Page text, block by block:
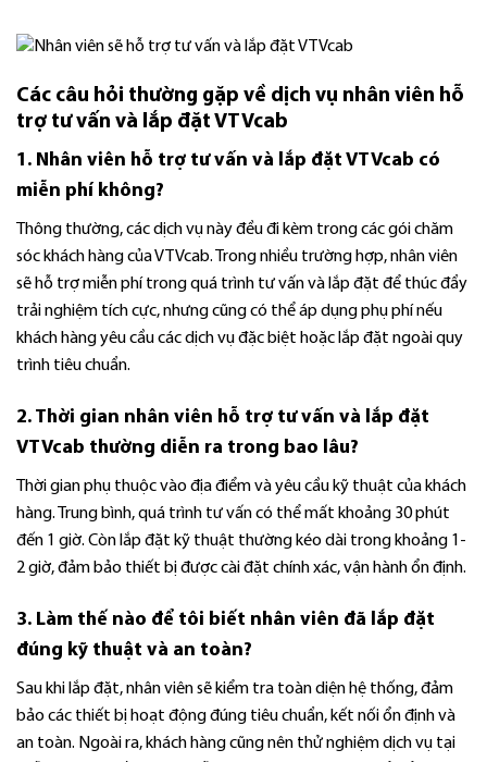
Các câu hỏi thường gặp về dịch vụ nhân viên hỗ
trợ tư vấn và lắp đặt VTVcab
1. Nhân viên hỗ trợ tư vấn và lắp đặt VTVcab có
miễn phí không?
Thông thường, các dịch vụ này đều đi kèm trong các gói chăm
sóc khách hàng của VTVcab. Trong nhiều trường hợp, nhân viên
sẽ hỗ trợ miễn phí trong quá trình tư vấn và lắp đặt để thúc đẩy
trải nghiệm tích cực, nhưng cũng có thể áp dụng phụ phí nếu
khách hàng yêu cầu các dịch vụ đặc biệt hoặc lắp đặt ngoài quy
trình tiêu chuẩn.
2. Thời gian nhân viên hỗ trợ tư vấn và lắp đặt
VTVcab thường diễn ra trong bao lâu?
Thời gian phụ thuộc vào địa điểm và yêu cầu kỹ thuật của khách
hàng. Trung bình, quá trình tư vấn có thể mất khoảng 30 phút
đến 1 giờ. Còn lắp đặt kỹ thuật thường kéo dài trong khoảng 1-
2 giờ, đảm bảo thiết bị được cài đặt chính xác, vận hành ổn định.
3. Làm thế nào để tôi biết nhân viên đã lắp đặt
đúng kỹ thuật và an toàn?
Sau khi lắp đặt, nhân viên sẽ kiểm tra toàn diện hệ thống, đảm
bảo các thiết bị hoạt động đúng tiêu chuẩn, kết nối ổn định và
an toàn. Ngoài ra, khách hàng cũng nên thử nghiệm dịch vụ tại